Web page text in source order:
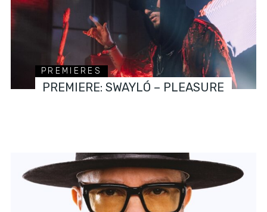
PREMIERES
PREMIERE: SWAYLÓ – PLEASURE